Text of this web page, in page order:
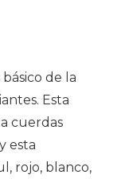
de la
Esta
cuerdas
esta
rojo, blanco,